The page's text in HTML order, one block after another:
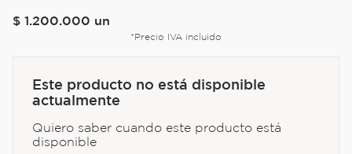
$ 1.200.000 un
*Precio IVA incluido
Este producto no está disponible
actualmente
Quiero saber cuando este producto está
disponible